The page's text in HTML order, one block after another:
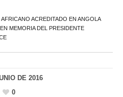
ACREDITADO EN ANGOLA
MEMORIA DEL PRESIDENTE
DE 2016
0